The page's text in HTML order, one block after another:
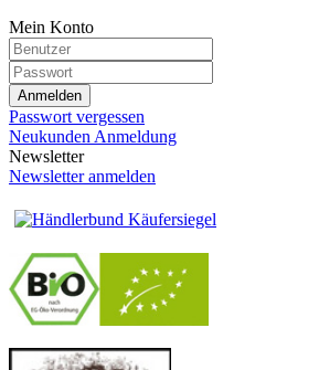
Mein Konto
Anmelden
Passwort vergessen
Neukunden Anmeldung
Newsletter
Newsletter anmelden